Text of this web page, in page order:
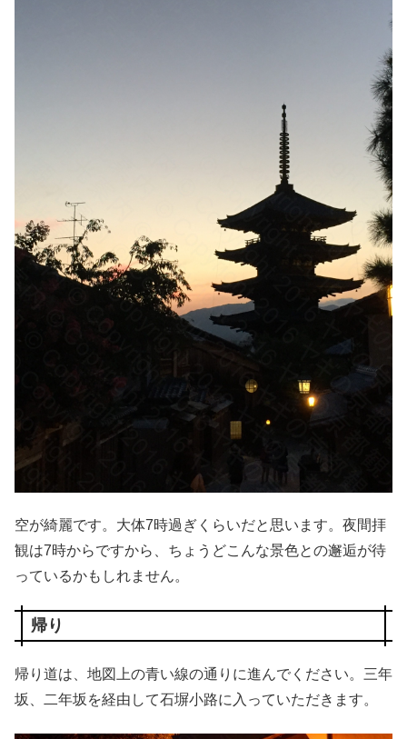
空が綺麗です。大体7時過ぎくらいだと思います。夜間拝
観は7時からですから、ちょうどこんな景色との邂逅が待
っているかもしれません。
帰り
帰り道は、地図上の青い線の通りに進んでください。三年
坂、二年坂を経由して石塀小路に入っていただきます。